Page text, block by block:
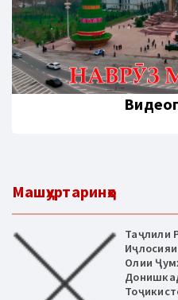
Машҳуртаринҳо
Таҷлили
Олии